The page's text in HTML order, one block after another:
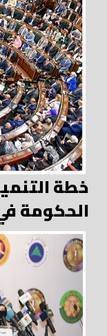
خطة
الحكومة